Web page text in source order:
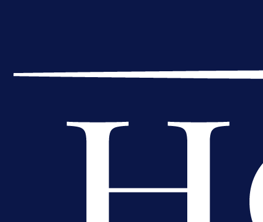
Kakva partija Omerovića: